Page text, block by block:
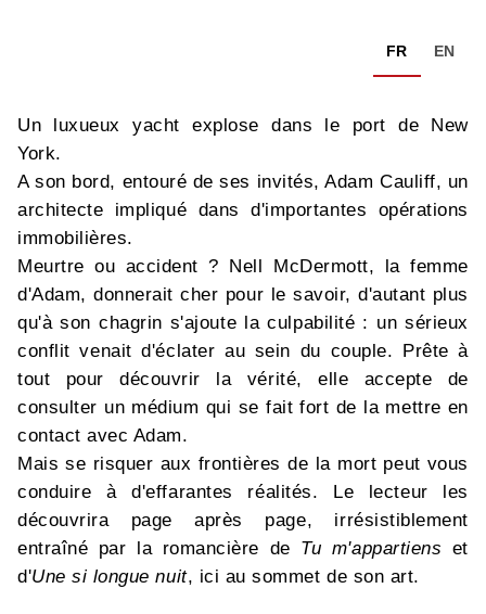
FR EN
Un luxueux yacht explose dans le port de New
York.
A son bord, entouré de ses invités, Adam Cauliff, un
architecte impliqué dans d'importantes opérations
immobilières.
Meurtre ou accident ? Nell McDermott, la femme
d'Adam, donnerait cher pour le savoir, d'autant plus
qu'à son chagrin s'ajoute la culpabilité : un sérieux
conflit venait d'éclater au sein du couple. Prête à
tout pour découvrir la vérité, elle accepte de
consulter un médium qui se fait fort de la mettre en
contact avec Adam.
Mais se risquer aux frontières de la mort peut vous
conduire à d'effarantes réalités. Le lecteur les
découvrira page après page, irrésistiblement
entraîné par la romancière de Tu m'appartiens et
d'Une si longue nuit, ici au sommet de son art.